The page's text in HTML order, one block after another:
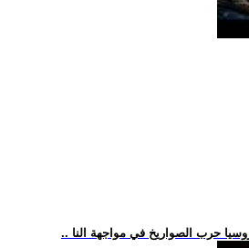
حرب الصواريخ في مواجهة النا